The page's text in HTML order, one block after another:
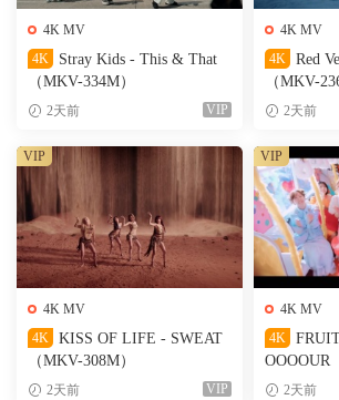
4K MV
4K
Stray Kids - This & That
（MKV-334M）
2天前 VIP
4K MV
4K
Red
（MKV-
2天前
4K MV
4K
KISS OF LIFE - SWEAT
（MKV-308M）
2天前 VIP
VIP
4K MV
4K
OOOOUR
2天前
VIP